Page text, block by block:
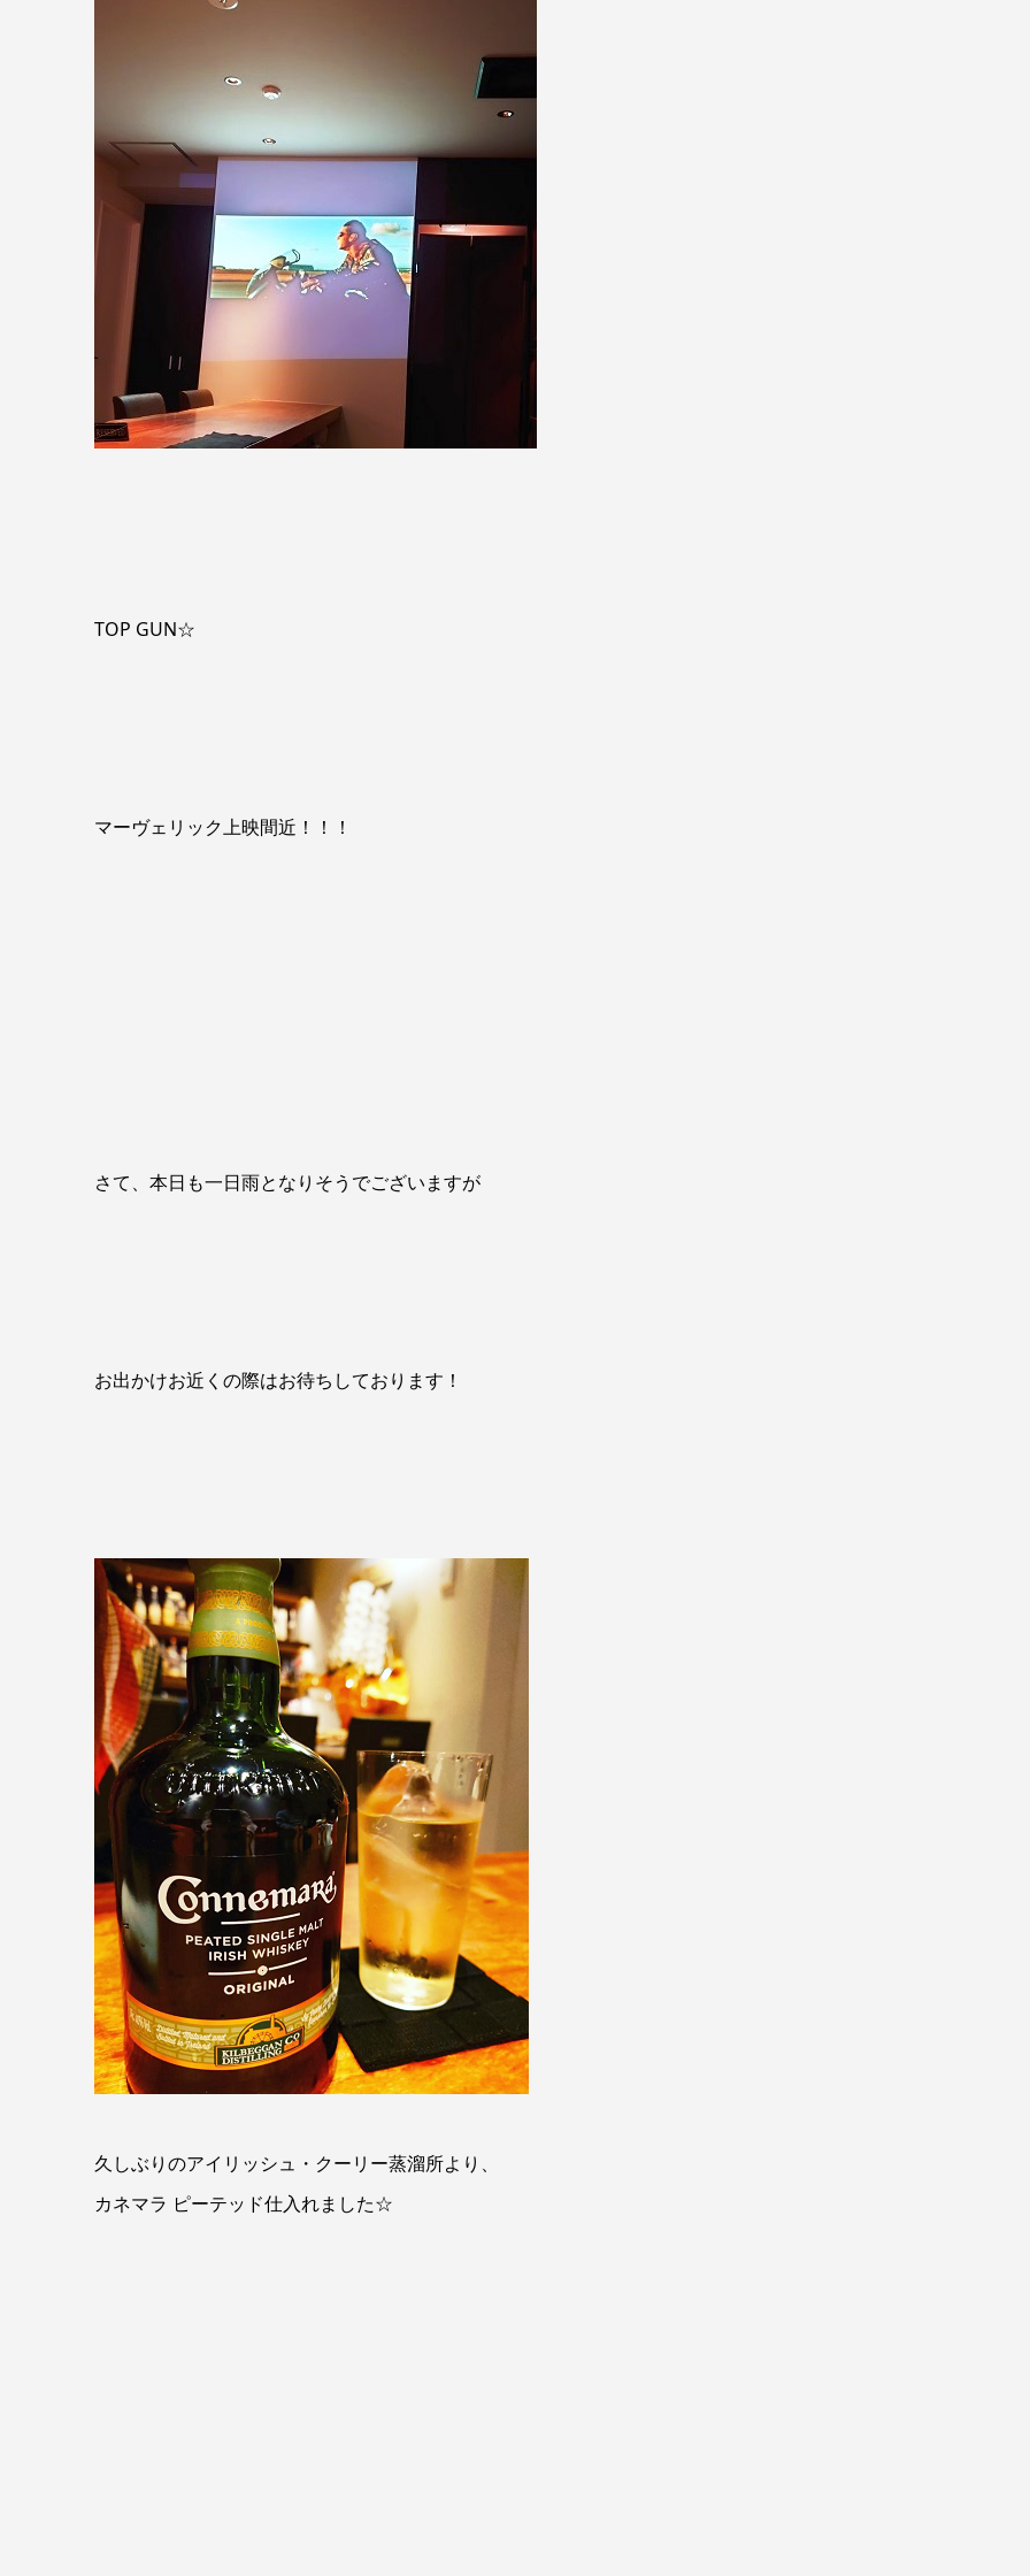
TOP GUN☆
マーヴェリック上映間近！！！
さて、本日も一日雨となりそうでございますが
お出かけお近くの際はお待ちしております！
久しぶりのアイリッシュ・クーリー蒸溜所より、
カネマラ ピーテッド仕入れました☆